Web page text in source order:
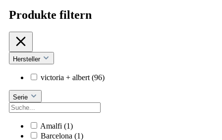
Produkte filtern
Hersteller
victoria + albert (96)
Serie
Amalfi (1)
Barcelona (1)